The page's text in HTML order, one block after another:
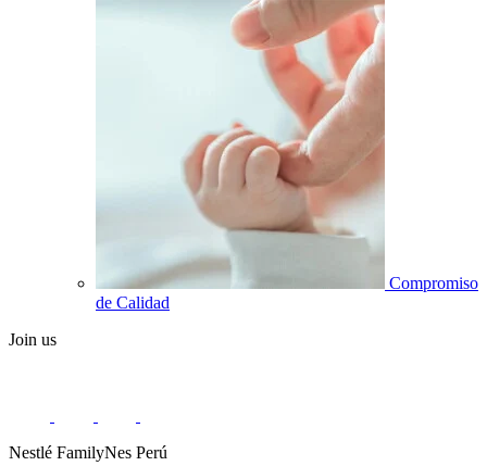
Compromiso
de Calidad
Join us
Nestlé FamilyNes Perú